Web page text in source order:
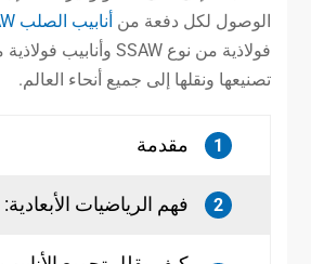
الوصول لكل دفعة من أنابيب الصلب LSAW
تصنيعها ونقلها إلى جميع أنحاء العالم.
1 مقدمة
2 فهم الرياضيات